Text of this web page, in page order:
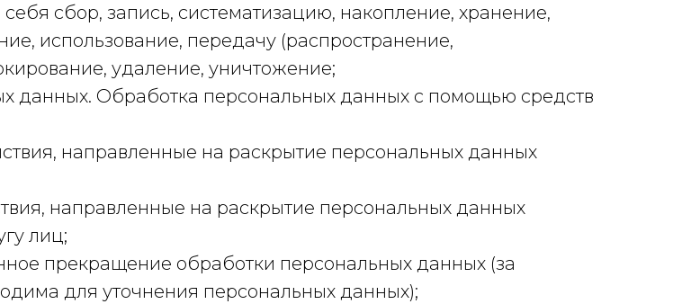
сбор, запись, систематизацию, накопление, хранение,
использование, передачу (распространение,
удаление, уничтожение;
данных. Обработка персональных данных с помощью средств
направленные на раскрытие персональных данных
направленные на раскрытие персональных данных
лиц;
прекращение обработки персональных данных (за
для уточнения персональных данных);